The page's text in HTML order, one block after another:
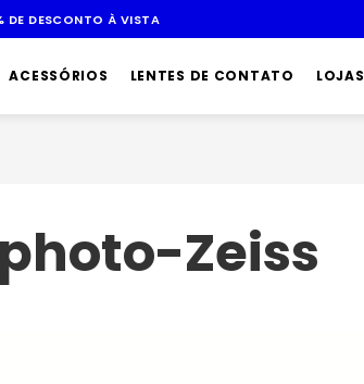
ACESSÓRIOS LENTES DE CONTATO LOJAS
Zeiss